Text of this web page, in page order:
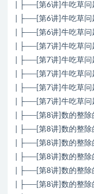
| ├──[第6讲]牛吃草
| ├──[第6讲]牛吃草
| ├──[第6讲]牛吃草
| ├──[第7讲]牛吃草
| ├──[第7讲]牛吃草
| ├──[第7讲]牛吃草
| ├──[第7讲]牛吃草
| ├──[第7讲]牛吃草
| ├──[第8讲]数的整
| ├──[第8讲]数的整
| ├──[第8讲]数的整
| ├──[第8讲]数的整
| ├──[第8讲]数的整
| ├──[第8讲]数的整